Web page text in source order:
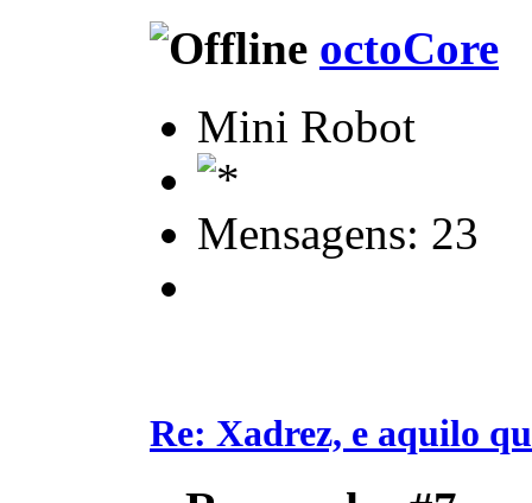
octoCore
Mini Robot
Mensagens: 23
Re: Xadrez, e aquilo